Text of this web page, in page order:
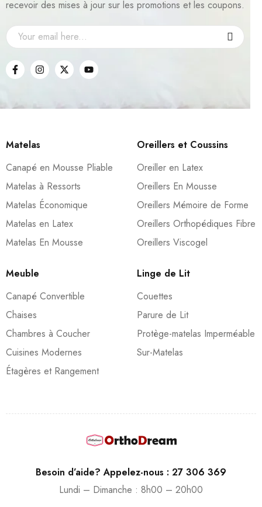
recevoir des mises à jour sur les promotions et les coupons.
Matelas
Canapé en Mousse Pliable
Matelas à Ressorts
Matelas Économique
Matelas en Latex
Matelas En Mousse
Oreillers et Coussins
Oreiller en Latex
Oreillers En Mousse
Oreillers Mémoire de Forme
Oreillers Orthopédiques Fibre
Oreillers Viscogel
Meuble
Canapé Convertible
Chaises
Chambres à Coucher
Cuisines Modernes
Étagères et Rangement
Linge de Lit
Couettes
Parure de Lit
Protège-matelas Imperméable
Sur-Matelas
Besoin d’aide? Appelez-nous : 27 306 369
Lundi – Dimanche : 8h00 – 20h00